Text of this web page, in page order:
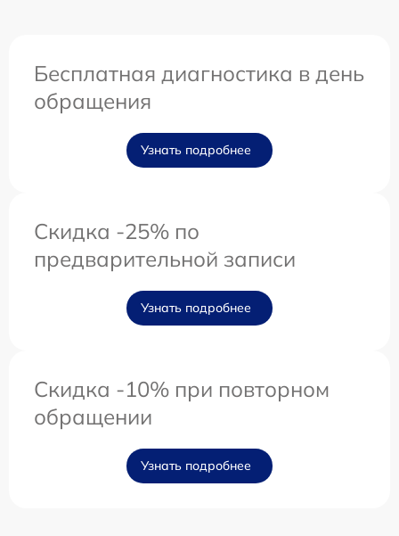
Бесплатная диагностика в день
обращения
Узнать подробнее
Скидка -25% по
предварительной записи
Узнать подробнее
Скидка -10% при повторном
обращении
Узнать подробнее